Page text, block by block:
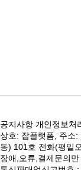
공지사항 개인정보처
상호: 잡플랫폼, 주소
동) 101호 전화(평일
장애,오류,결제문의